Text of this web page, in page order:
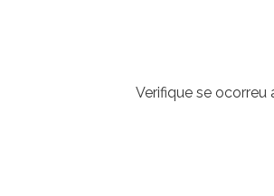
Verifique se